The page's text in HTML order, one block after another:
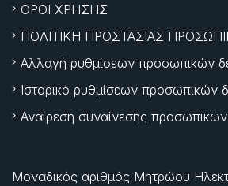
ΟΡΟΙ ΧΡΗΣΗΣ
ΠΟΛΙΤΙΚΗ ΠΡΟΣΤΑΣΙΑΣ
Αλλαγή ρυθμίσεων προσωπικών
Ιστορικό ρυθμίσεων προσωπικών
Αναίρεση συναίνεσης
Μοναδικός αριθμός Μητρώου